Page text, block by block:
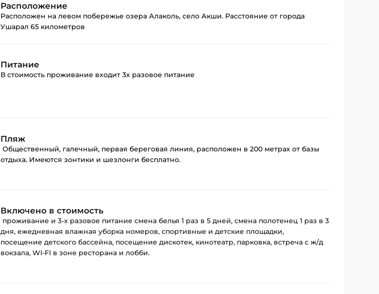
Расположение
Расположен на левом побережье озера Алаколь, село Акши. Расстояние от города
Ушарал 65 километров
Питание
В стоимость проживание входит 3х разовое питание
Пляж
Общественный, галечный, первая береговая линия, расположен в 200 метрах от базы
отдыха. Имеются зонтики и шезлонги бесплатно.
Включено в стоимость
проживание и 3‑х разовое питание смена белья 1 раз в 5 дней, смена полотенец 1 раз в 3
дня, ежедневная влажная уборка номеров, спортивные и детские площадки,
посещение детского бассейна, посещение дискотек, кинотеатр, парковка, встреча с ж/д
вокзала, WI-FI в зоне ресторана и лобби.